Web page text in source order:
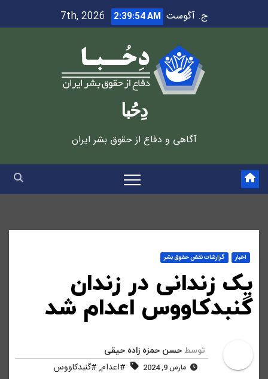
to
ج. آگوست 7th, 2026 2:39:55 AM
دِحُبا
آگاهی و دفاع از حقوق بشر ایران
اخبار گزارشات نقض حقوق بشر
یک زندانی در زندان
گنبدکاووس اعدام شد
توسط حسن حمزه زاده حیقی
مارس 9, 2024 #اعدام, #گنبدکاووس